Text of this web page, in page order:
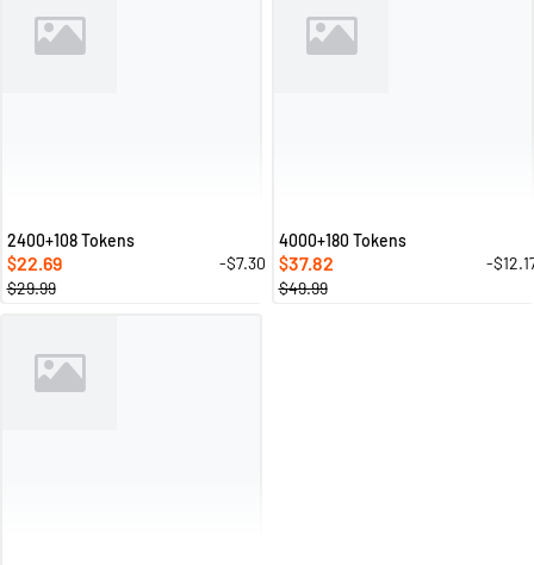
2400+108 Tokens
$22.69
-$7.30
$29.99
4000+180 Tokens
$37.82
-
$49.99